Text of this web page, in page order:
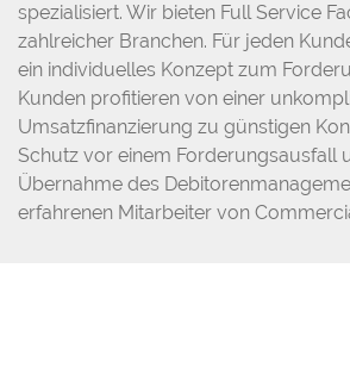
spezialisiert. Wir bieten Full Service
zahlreicher Branchen. Für jeden
ein individuelles Konzept zum
Kunden profitieren von einer
Umsatzfinanzierung zu günstigen
Schutz vor einem Forderungsausfall
Übernahme des
erfahrenen Mitarbeiter von